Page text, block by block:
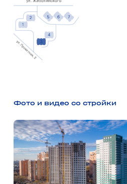
Фото и видео со стройки